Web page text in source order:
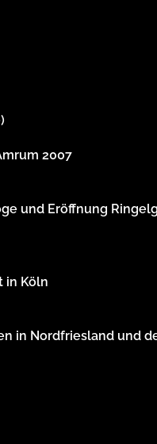
2007
und Eröffnung
in Köln
in Nordfriesland und